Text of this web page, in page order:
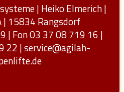
| Heiko Elmerich |
| 15834 Rangsdorf
| Fon 03 37 08 719 16 |
22 |service@agilah-